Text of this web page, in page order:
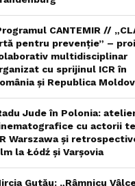
CANTEMIR //
pentru prevenție” –
multidisciplinar
cu sprijinul ICR în
și Republica
Jude în Polonia:
cu actorii
Warszawa și
la Łódź și Varșovia
Gutău: „Râmnicu